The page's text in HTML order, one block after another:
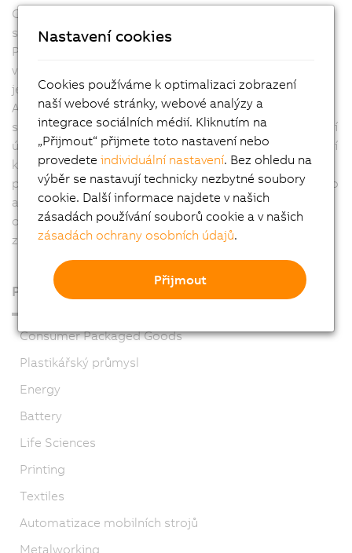
Celý proces leptání implementovaný ve spolupráci se
společností B&R je řízen jednotkou Power Panel.
Polovodičové čipy jsou umisťovány pomocí systému
vybaveného čtyřmi servopohony ACOPOS a 10,4"
jednotkou Power Panel. Panely vybavené servopohony
ACOPOS řídí celý systém, komunikují s měřicími
stanicemi a uchovávají přechodná data pro systém vyšší
úrovně. V aktuálním projektu „měřicí linky“ je úplné řízení
konzoly zajišťováno dvěma systémy automatizačních
počítačů. Kompletní integrace bezpečnostních funkcí do
automatizačního systému s použitím protokolu
openSAFETY zajišťuje bezpečné a funkční prostředí pro
zaměstnance a současně zjednodušuje kabeláž.
Průmyslové obory
Consumer Packaged Goods
Plastikářský průmysl
Energy
Battery
Life Sciences
Printing
Textiles
Automatizace mobilních strojů
Metalworking
Nastavení cookies
Cookies používáme k optimalizaci zobrazení
naší webové stránky, webové analýzy a
integrace sociálních médií. Kliknutím na
„Přijmout“ přijmete toto nastavení nebo
provedeteindividuální nastavení. Bez ohledu na
výběr se nastavují technicky nezbytné soubory
cookie. Další informace najdete v našich
zásadách používání souborů cookie a v našich
zásadách ochrany osobních údajů.
Přijmout